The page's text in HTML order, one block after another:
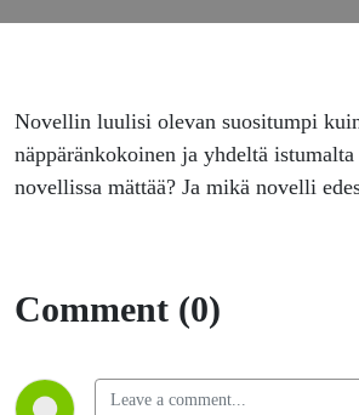
Novellin luulisi olevan suositumpi
näppäränkokoinen ja yhdeltä
novellissa mättää? Ja mikä novelli
Comment (0)